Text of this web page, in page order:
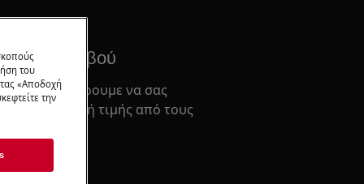
Ραντεβού
όπου μπορουμε να σας
σταθερή τιμής από τους
του
«Αποδοχή
την